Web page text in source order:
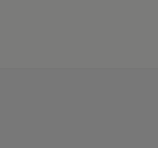
ャンペーン開催中